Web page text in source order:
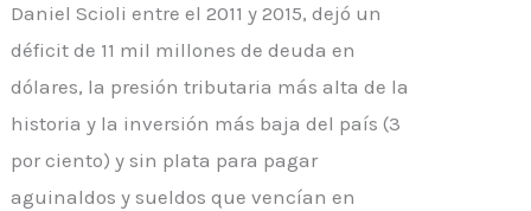
DanielScioli entre el 2011 y 2015, dejó un
déficit de 11 mil millones de deuda en
dólares, la presión tributaria más alta de la
historia y la inversión más baja del país (3
por ciento) y sin plata para pagar
aguinaldos y sueldos que vencían en